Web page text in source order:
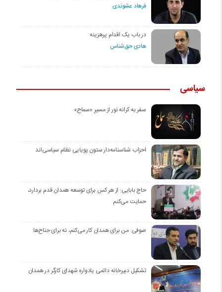
فرهاد عشوندی
در باب یک اقدام پرهزینه
هادی حق‌شناس
سیاسی
سفر به کرانه‌ نور از مسیرِ «سماح»
احزاب شناسنامه‌دار ستون پویایی نظام سیاسی‌اند
حاج بابایی: از هر کس برای توسعه همدان قدم بردارد،
حمایت می‌کنم
صوفی: من برای همدان کار می‌کنم، نه برای جناح‌ها
تشکیل دبیرخانه دائمی یادواره شهدای کارگر در همدان